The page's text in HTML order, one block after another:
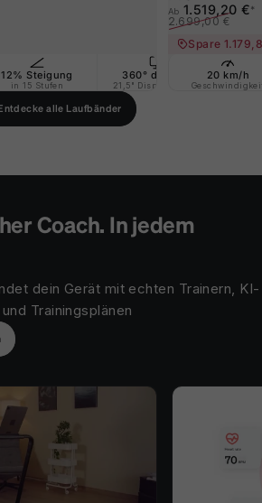
12% Steigung
in 15 Stufen
360° drehbar
21,5" Display + App
Verkaufspreis
Ab 1.519,20 €*
Normaler
2.699,00 €
Spare
20 km/h
alle Laufbänder
Coach. In jedem
dein Gerät mit echten Trainern, KI-
Trainingsplänen